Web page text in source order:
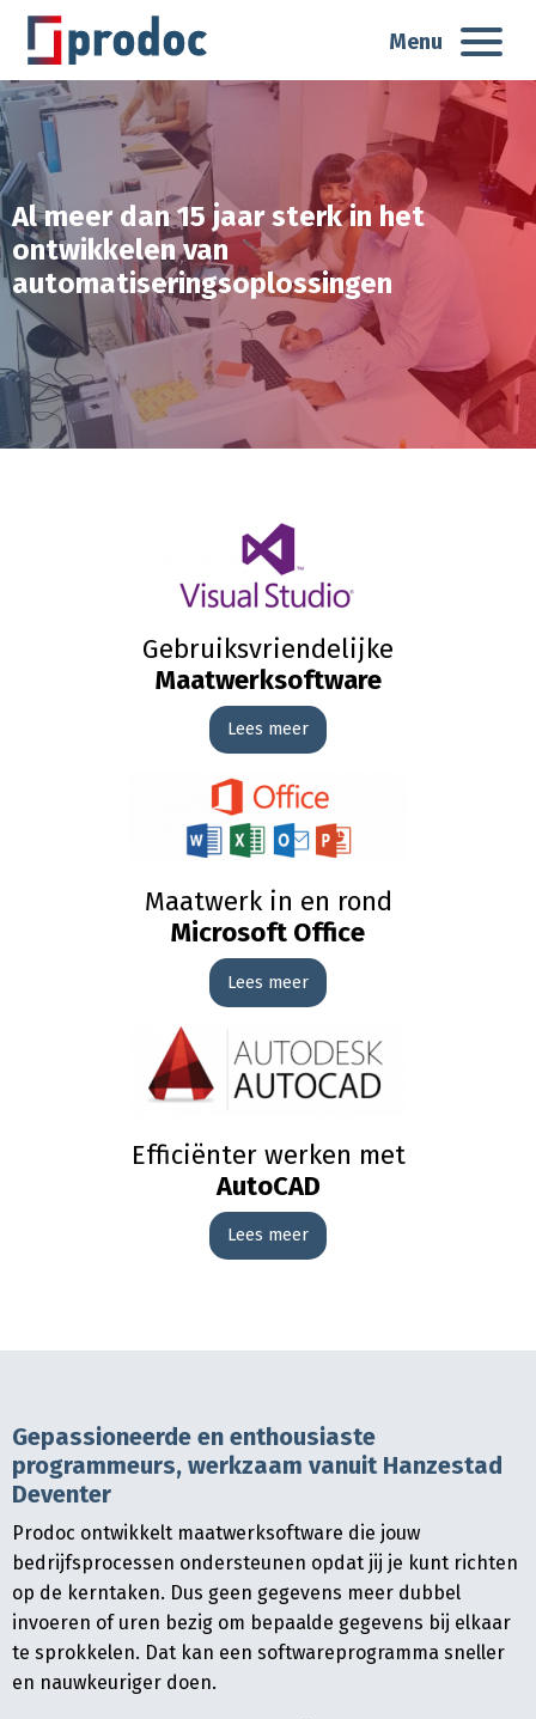
Menu
Al meer dan 15 jaar sterk in het
ontwikkelen van
automatiseringsoplossingen
Gebruiksvriendelijke
Maatwerksoftware
Lees meer
Maatwerk in en rond
Microsoft Office
Lees meer
Efficiënter werken met
AutoCAD
Lees meer
Gepassioneerde en enthousiaste
programmeurs, werkzaam vanuit Hanzestad
Deventer
Prodoc ontwikkelt maatwerksoftware die jouw
bedrijfsprocessen ondersteunen opdat jij je kunt richten
op de kerntaken. Dus geen gegevens meer dubbel
invoeren of uren bezig om bepaalde gegevens bij elkaar
te sprokkelen. Dat kan een softwareprogramma sneller
en nauwkeuriger doen.